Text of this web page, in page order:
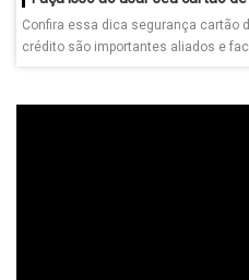
Confira essa dica segurança cartão
crédito são importantes aliados e